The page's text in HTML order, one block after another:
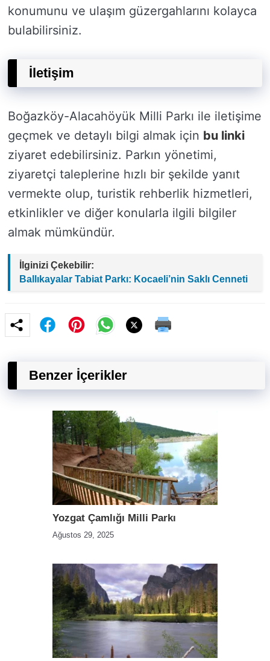
konumunu ve ulaşım güzergahlarını kolayca
bulabilirsiniz.
İletişim
Boğazköy-Alacahöyük Milli Parkı ile iletişime
geçmek ve detaylı bilgi almak için bu linki
ziyaret edebilirsiniz. Parkın yönetimi,
ziyaretçi taleplerine hızlı bir şekilde yanıt
vermekte olup, turistik rehberlik hizmetleri,
etkinlikler ve diğer konularla ilgili bilgiler
almak mümkündür.
İlginizi Çekebilir:
Ballıkayalar Tabiat Parkı: Kocaeli’nin Saklı Cenneti
Benzer İçerikler
Yozgat Çamlığı Milli Parkı
Ağustos 29, 2025